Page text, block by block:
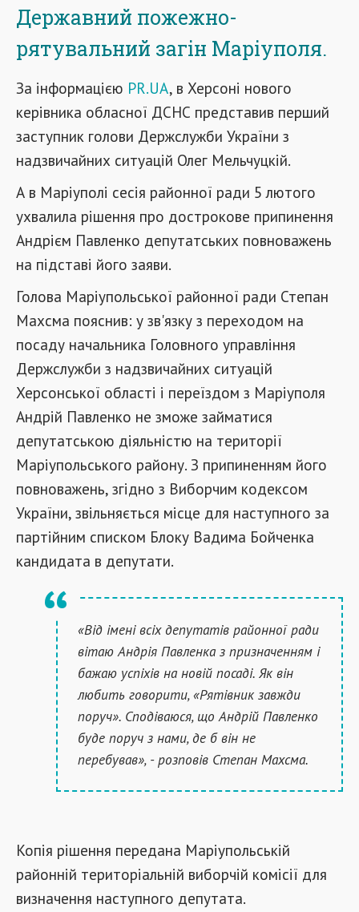
Державний пожежно-
рятувальний загін Маріуполя.
За інформацією PR.UA, в Херсоні нового
керівника обласної ДСНС представив перший
заступник голови Держслужби України з
надзвичайних ситуацій Олег Мельчуцкій.
А в Маріуполі сесія районної ради 5 лютого
ухвалила рішення про дострокове припинення
Андрієм Павленко депутатських повноважень
на підставі його заяви.
Голова Маріупольської районної ради Степан
Махсма пояснив: у зв'язку з переходом на
посаду начальника Головного управління
Держслужби з надзвичайних ситуацій
Херсонської області і переїздом з Маріуполя
Андрій Павленко не зможе займатися
депутатською діяльністю на території
Маріупольського району. З припиненням його
повноважень, згідно з Виборчим кодексом
України, звільняється місце для наступного за
партійним списком Блоку Вадима Бойченка
кандидата в депутати.
«Від імені всіх депутатів районної ради
вітаю Андрія Павленка з призначенням і
бажаю успіхів на новій посаді. Як він
любить говорити, «Рятівник завжди
поруч». Сподіваюся, що Андрій Павленко
буде поруч з нами, де бвін не
перебував», - розповів Степан Махсма.
Копія рішення передана Маріупольській
районній територіальній виборчій комісії для
визначення наступного депутата.